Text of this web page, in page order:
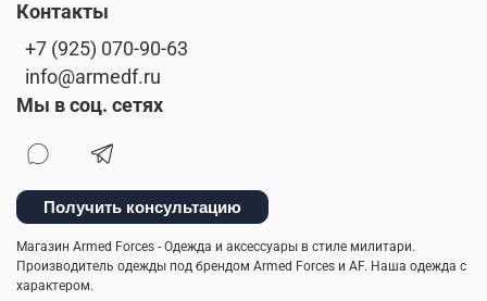
Контакты
+7 (925) 070-90-63
info@armedf.ru
Мы в соц. сетях
Получить консультацию
Магазин Armed Forces - Одежда и аксессуары в стиле милитари.
Производитель одежды под брендом Armed Forces и AF. Наша одежда с
характером.